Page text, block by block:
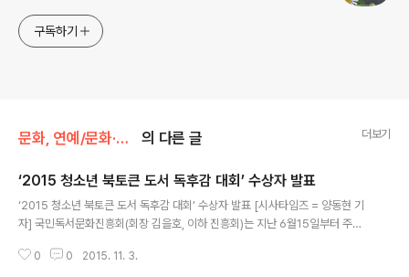
구독하기
문화, 연예/문화·일반연애 의 다른 글 더보기
‘2015 청소년 북토큰 도서 독후감 대회’ 수상자 발표
‘2015 청소년 북토큰 도서 독후감 대회’ 수상자 발표 [시사타임즈 = 양동현 기
자] 국민독서문화진흥회(회장 김을호, 이하 진흥회)는 지난 6월15일부터 주관
했다. 2015 청소년 북토큰 도서 독후감 대회(이하 독후감 대회)는 문화체육관
0 0 2015. 11. 3.